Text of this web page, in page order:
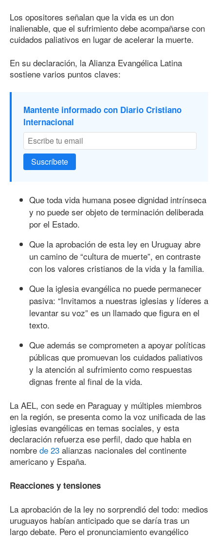
Los opositores señalan que la vida es un don
inalienable, que el sufrimiento debe acompañarse con
cuidados paliativos en lugar de acelerar la muerte.
En su declaración, la Alianza Evangélica Latina
sostiene varios puntos claves:
Mantente informado con Diario Cristiano
Internacional
Suscríbete
Que toda vida humana posee dignidad intrínseca
y no puede ser objeto de terminación deliberada
por el Estado.
Que la aprobación de esta ley en Uruguay abre
un camino de “cultura de muerte”, en contraste
con los valores cristianos de la vida y la familia.
Que la iglesia evangélica no puede permanecer
pasiva: “Invitamos a nuestras iglesias y líderes a
levantar su voz” es un llamado que figura en el
texto.
Que además se comprometen a apoyar políticas
públicas que promuevan los cuidados paliativos
y la atención al sufrimiento como respuestas
dignas frente al final de la vida.
La AEL, con sede en Paraguay y múltiples miembros
en la región, se presenta como la voz unificada de las
iglesias evangélicas en temas sociales, y esta
declaración refuerza ese perfil, dado que habla en
nombre de 23 alianzas nacionales del continente
americano y España.
Reacciones y tensiones
La aprobación de la ley no sorprendió del todo: medios
uruguayos habían anticipado que se daría tras un
largo debate. Pero el pronunciamiento evangélico